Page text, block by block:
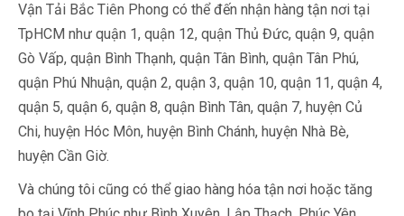
Vận Tải Bắc Tiên Phong có thể đến nhận hàng tận nơi tại
TpHCM như quận 1, quận 12, quận Thủ Đức, quận 9, quận
Gò Vấp, quận Bình Thạnh, quận Tân Bình, quận Tân Phú,
quận Phú Nhuận, quận 2, quận 3, quận 10, quận 11, quận 4,
quận 5, quận 6, quận 8, quận Bình Tân, quận 7, huyện Củ
Chi, huyện Hóc Môn, huyện Bình Chánh, huyện Nhà Bè,
huyện Cần Giờ.
Và chúng tôi cũng có thể giao hàng hóa tận nơi hoặc tăng